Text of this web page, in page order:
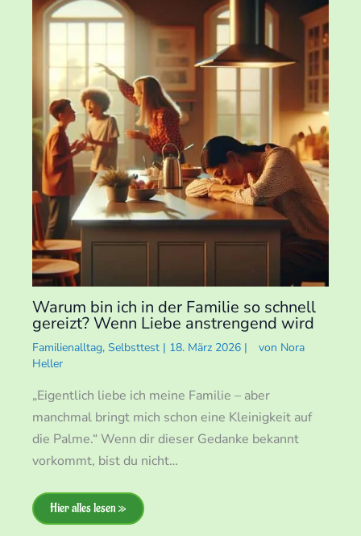
Warum bin ich in der Familie so schnell
gereizt? Wenn Liebe anstrengend wird
Familienalltag, Selbsttest | 18. März 2026 | von Nora
Heller
„Eigentlich liebe ich meine Familie – aber
manchmal bringt mich schon eine Kleinigkeit auf
die Palme.“ Wenn dir dieser Gedanke bekannt
vorkommt, bist du nicht…
Hier alles lesen »